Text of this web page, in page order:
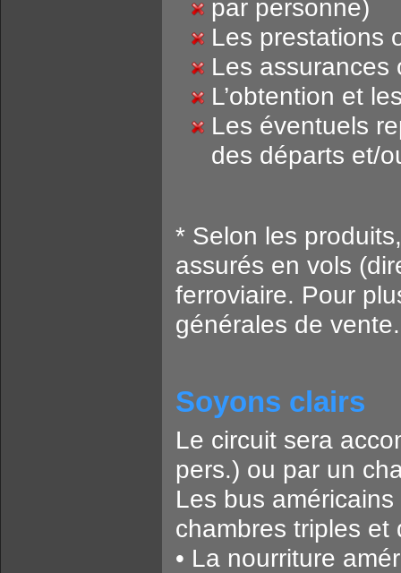
par personne)
Les prestations
Les assurances
L’obtention et
Les éventuels
des départs et/
* Selon les
assurés en vols
ferroviaire. Pour
générales de vente.
Soyons clairs
Le circuit sera
pers.) ou par un
Les bus américains
chambres triples
• La nourriture